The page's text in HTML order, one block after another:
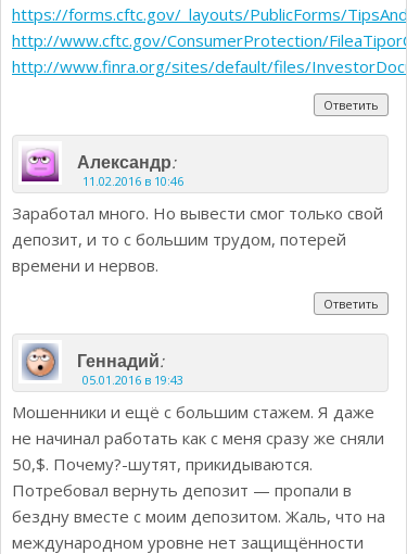
https://forms.cftc.gov/_layouts/PublicForms/
http://www.cftc.gov/ConsumerProtection/
http://www.finra.org/sites/default/files/
Ответить
Александр:
11.02.2016 в 10:46
Заработал много. Но вывести смог только свой
депозит, и то с большим трудом, потерей
времени и нервов.
Ответить
Геннадий:
05.01.2016 в 19:43
Мошенники и ещё с большим стажем. Я даже
не начинал работать как с меня сразу же сняли
50,$. Почему?-шутят, прикидываются.
Потребовал вернуть депозит — пропали в
бездну вместе с моим депозитом. Жаль, что на
международном уровне нет защищённости